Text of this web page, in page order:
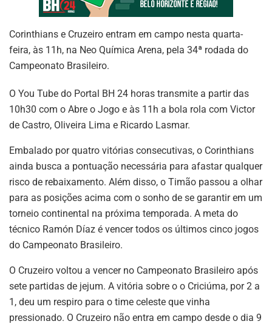
Corinthians e Cruzeiro entram em campo nesta quarta-
feira, às 11h, na Neo Química Arena, pela 34ª rodada do
Campeonato Brasileiro.
O You Tube do Portal BH 24 horas transmite a partir das
10h30 com o Abre o Jogo e às 11h a bola rola com Victor
de Castro, Oliveira Lima e Ricardo Lasmar.
Embalado por quatro vitórias consecutivas, o Corinthians
ainda busca a pontuação necessária para afastar qualquer
risco de rebaixamento. Além disso, o Timão passou a olhar
para as posições acima com o sonho de se garantir em um
torneio continental na próxima temporada. A meta do
técnico Ramón Díaz é vencer todos os últimos cinco jogos
do Campeonato Brasileiro.
O Cruzeiro voltou a vencer no Campeonato Brasileiro após
sete partidas de jejum. A vitória sobre o o Criciúma, por 2 a
1, deu um respiro para o time celeste que vinha
pressionado. O Cruzeiro não entra em campo desde o dia 9